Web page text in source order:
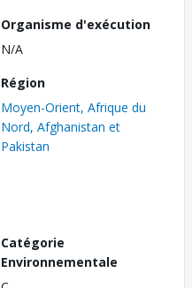
Organisme d'exécution
N/A
Région
Moyen-Orient, Afrique du
Nord, Afghanistan et
Pakistan
Catégorie
Environnementale